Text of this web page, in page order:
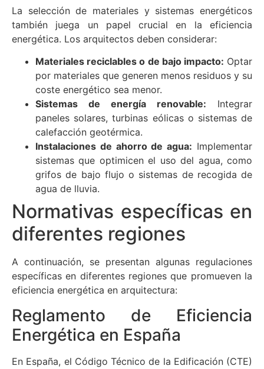
La selección de materiales y sistemas energéticos
también juega un papel crucial en la eficiencia
energética. Los arquitectos deben considerar:
Materiales reciclables o de bajo impacto: Optar
por materiales que generen menos residuos y su
coste energético sea menor.
Sistemas de energía renovable: Integrar
paneles solares, turbinas eólicas o sistemas de
calefacción geotérmica.
Instalaciones de ahorro de agua: Implementar
sistemas que optimicen el uso del agua, como
grifos de bajo flujo o sistemas de recogida de
agua de lluvia.
Normativas específicas en
diferentes regiones
A continuación, se presentan algunas regulaciones
específicas en diferentes regiones que promueven la
eficiencia energética en arquitectura:
Reglamento de Eficiencia
Energética en España
En España, el Código Técnico de la Edificación (CTE)